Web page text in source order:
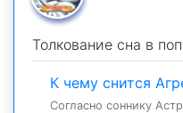
Толкование сна в
К чему снится
Согласно соннику